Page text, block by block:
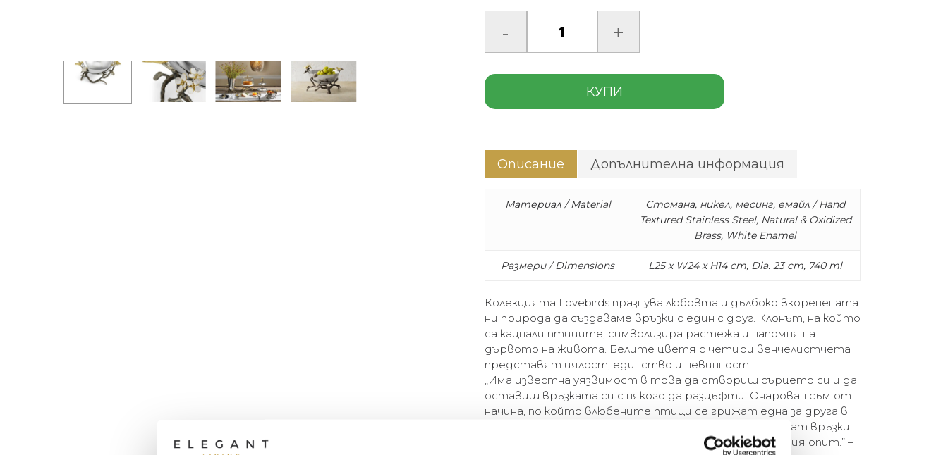
КУПИ
Описание Допълнителна информация
Материал / Material
Стомана, никел, месинг, емайл / Hand
Textured Stainless Steel, Natural & Oxidized
Brass, White Enamel
Размери / Dimensions L25 x W24 x H14 cm, Dia. 23 cm, 740 ml
Колекцията Lovebirds празнува любовта и дълбоко вкоренената
ни природа да създаваме връзки с един с друг. Клонът, на който
са кацнали птиците, символизира растежа и напомня на
дървото на живота. Белите цветя с четири венчелистчета
представят цялост, единство и невинност.
„Има известна уязвимост в това да отвориш сърцето си и да
оставиш връзката си с някого да разцъфти. Очарован съм от
начина, по който влюбените птици се грижат една за друга в
природата, ухажват се, хранят се взаимно и създават връзки
за цял живот по начин, толкова паралелен на човешкия опит.” –